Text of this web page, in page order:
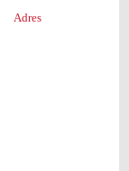
Adres